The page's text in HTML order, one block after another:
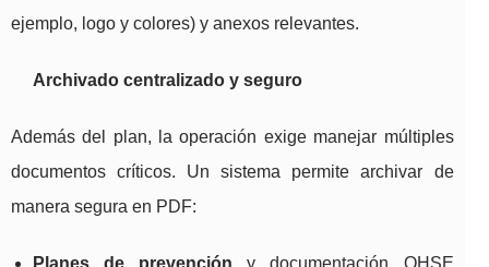
ejemplo, logo y colores) y anexos relevantes.
Archivado centralizado y seguro
Además del plan, la operación exige manejar múltiples
documentos críticos. Un sistema permite archivar de
manera segura en PDF: